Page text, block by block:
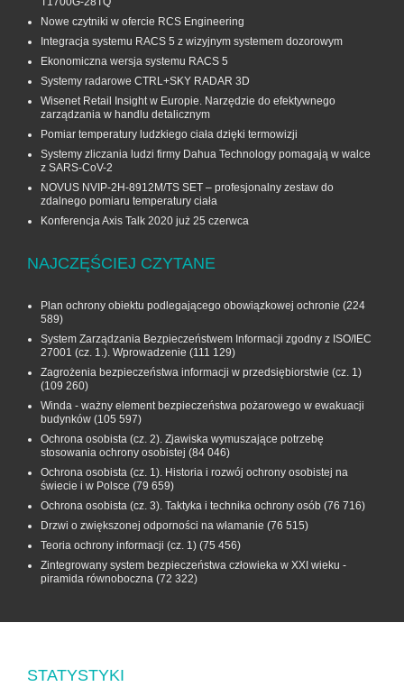
Nowe czytniki w ofercie RCS Engineering
Integracja systemu RACS 5 z wizyjnym systemem dozorowym
Ekonomiczna wersja systemu RACS 5
Systemy radarowe CTRL+SKY RADAR 3D
Wisenet Retail Insight w Europie. Narzędzie do efektywnego
zarządzania w handlu detalicznym
Pomiar temperatury ludzkiego ciała dzięki termowizji
Systemy zliczania ludzi firmy Dahua Technology pomagają w walce
z SARS-CoV-2
NOVUS NVIP-2H-8912M/TS SET – profesjonalny zestaw do
zdalnego pomiaru temperatury ciała
Konferencja Axis Talk 2020 już 25 czerwca
NAJCZĘŚCIEJ CZYTANE
Plan ochrony obiektu podlegającego obowiązkowej ochronie (224
589)
System Zarządzania Bezpieczeństwem Informacji zgodny z ISO/IEC
27001 (cz. 1.). Wprowadzenie (111 129)
Zagrożenia bezpieczeństwa informacji w przedsiębiorstwie (cz. 1)
(109 260)
Winda - ważny element bezpieczeństwa pożarowego w ewakuacji
budynków (105 597)
Ochrona osobista (cz. 2). Zjawiska wymuszające potrzebę
stosowania ochrony osobistej (84 046)
Ochrona osobista (cz. 1). Historia i rozwój ochrony osobistej na
świecie i w Polsce (79 659)
Ochrona osobista (cz. 3). Taktyka i technika ochrony osób (76 716)
Drzwi o zwiększonej odporności na włamanie (76 515)
Teoria ochrony informacji (cz. 1) (75 456)
Zintegrowany system bezpieczeństwa człowieka w XXI wieku -
piramida równoboczna (72 322)
STATYSTYKI